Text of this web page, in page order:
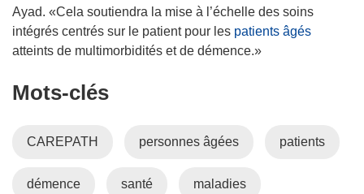
Ayad. «Cela soutiendra la mise à l’échelle des soins
intégrés centrés sur le patient pour les patients âgés
atteints de multimorbidités et de démence.»
Mots‑clés
CAREPATH personnes âgées patients
démence santé maladies